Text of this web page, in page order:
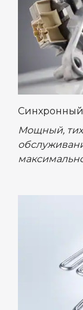
Синхронный
Мощный,